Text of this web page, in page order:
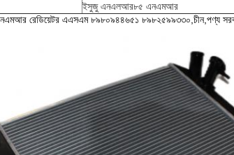
ইসুজু এনএলআর৮৫ এনএমআর
রেডিয়েটর এএসএম ৮৯৮০৯৪৪৬৫১ ৮৯৮২৫৯৯৩৩০,চীন,পণ্য